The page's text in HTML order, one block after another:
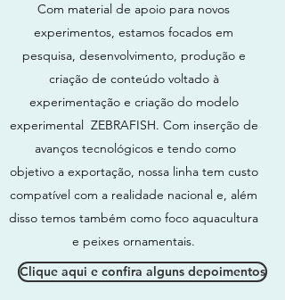
Com material de apoio para novos
experimentos, estamos focados em
pesquisa, desenvolvimento, produção e
criação de conteúdo voltado à
experimentação e criação do modelo
experimental ZEBRAFISH. Com inserção de
avanços tecnológicos e tendo como
objetivo a exportação, nossa linha tem custo
compatível com a realidade nacional e, além
disso temos também como foco aquacultura
e peixes ornamentais.
Clique aqui e confira alguns depoimentos